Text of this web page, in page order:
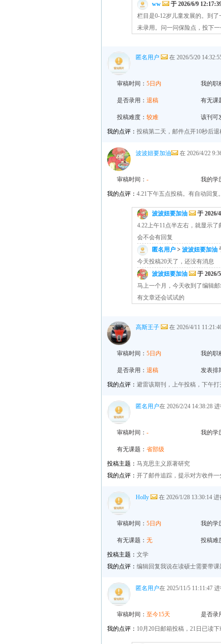
ww
于 2026/6/9
栏目是0-12岁儿童发展的。到
未录用。问一问保险点，投下
匿名用户 在 2026/5/20
审稿时间： 5日内 我的职
是否录用： 退稿 有无课
投稿难度： 较难 该刊可
我的点评： 投稿第二天，邮件点开10秒后
波波妞要加油 在 2026/4/22
审稿时间： - 我的学
我的点评： 4.21下午五点投稿。有自动回
波波妞要加油
于 2026/
4.22上午11点半左右，就显示
会不会有回复
匿名用户 > 波波妞要加油
今天投稿20天了，还没有消息
波波妞要加油
于 2026/
马上一个月，今天收到了编辑
有文章还会试试的
高斯王子 在 2026/4/11
审稿时间： 5日内 我的职
是否录用： 退稿 发表排
我的点评： 避雷该期刊，上午投稿，下午
匿名用户在 2026/2/24 14:38:28
审稿时间： - 我的学
有无课题： 省部级
投稿主题： 马克思主义原著研究
我的点评： 开了邮件追踪，提示对方收件
Holly 在 2026/1/28 13:30:14
审稿时间： 5日内 我的学
有无课题： 无 投稿难
投稿主题： 文学
我的点评： 编辑回复我说在读硕士需要带
匿名用户在 2025/11/5 11:11:47
审稿时间： 至今15天 是否录
我的点评： 10月20日邮箱投稿，21日已读